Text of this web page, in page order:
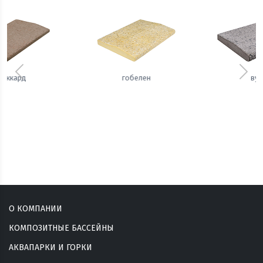
Предыдущий
О КОМПАНИИ
КОМПОЗИТНЫЕ БАССЕЙНЫ
АКВАПАРКИ И ГОРКИ